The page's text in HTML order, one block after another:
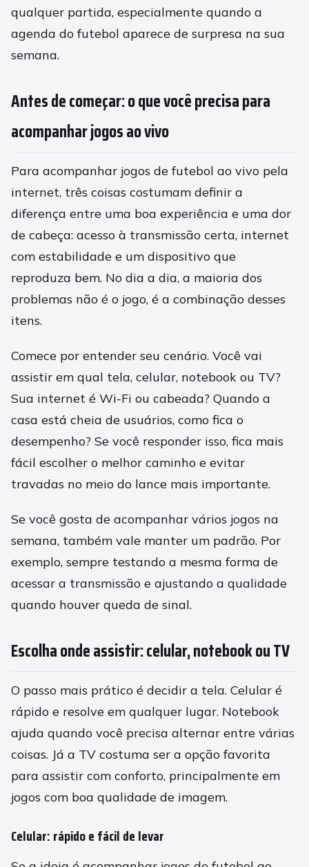
qualquer partida, especialmente quando a
agenda do futebol aparece de surpresa na sua
semana.
Antes de começar: o que você precisa para
acompanhar jogos ao vivo
Para acompanhar jogos de futebol ao vivo pela
internet, três coisas costumam definir a
diferença entre uma boa experiência e uma dor
de cabeça: acesso à transmissão certa, internet
com estabilidade e um dispositivo que
reproduza bem. No dia a dia, a maioria dos
problemas não é o jogo, é a combinação desses
itens.
Comece por entender seu cenário. Você vai
assistir em qual tela, celular, notebook ou TV?
Sua internet é Wi-Fi ou cabeada? Quando a
casa está cheia de usuários, como fica o
desempenho? Se você responder isso, fica mais
fácil escolher o melhor caminho e evitar
travadas no meio do lance mais importante.
Se você gosta de acompanhar vários jogos na
semana, também vale manter um padrão. Por
exemplo, sempre testando a mesma forma de
acessar a transmissão e ajustando a qualidade
quando houver queda de sinal.
Escolha onde assistir: celular, notebook ou TV
O passo mais prático é decidir a tela. Celular é
rápido e resolve em qualquer lugar. Notebook
ajuda quando você precisa alternar entre várias
coisas. Já a TV costuma ser a opção favorita
para assistir com conforto, principalmente em
jogos com boa qualidade de imagem.
Celular: rápido e fácil de levar